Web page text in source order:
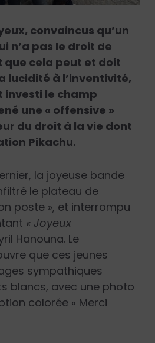
convaincus qu’un
n’a pas le droit de
que cela peut et doit
lucidité à l’inventivité,
investi le champ
une « offensive »
du droit à la vie dont
Pikachu.
la joyeuse bande
le plateau de
poste », et interrompu
« Joyeux
Hanouna. Le
que ces jeunes
sympathiques
blancs, avec une photo
colorée « Merci